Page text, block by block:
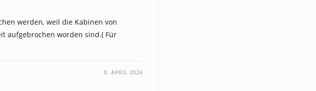
werden, weil die Kabinen von
aufgebrochen worden sind.( Für
8. APRIL 2024